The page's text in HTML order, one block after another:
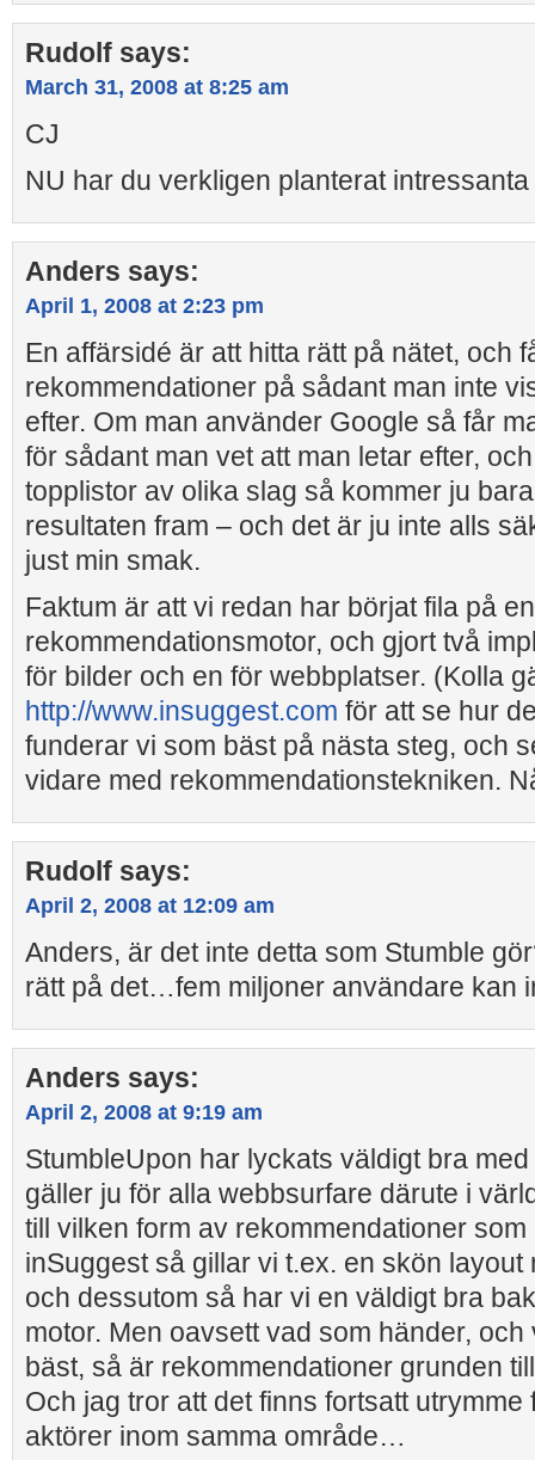
Rudolf says:
March 31, 2008 at 8:25 am
CJ
NU har du verkligen planterat
Anders says:
April 1, 2008 at 2:23 pm
En affärsidé är att hitta rätt på nätet, och
rekommendationer på sådant man inte
efter. Om man använder Google så får
för sådant man vet att man letar efter,
topplistor av olika slag så kommer ju
resultaten fram – och det är ju inte alls
just min smak.
Faktum är att vi redan har börjat fila på
rekommendationsmotor, och gjort två
för bilder och en för webbplatser. (Kolla
http://www.insuggest.com för att se hur
funderar vi som bäst på nästa steg, och
vidare med rekommendationstekniken.
Rudolf says:
April 2, 2008 at 12:09 am
Anders, är det inte detta som Stumble
rätt på det…fem miljoner användare kan
Anders says:
April 2, 2008 at 9:19 am
StumbleUpon har lyckats väldigt bra
gäller ju för alla webbsurfare därute i
till vilken form av rekommendationer
inSuggest så gillar vi t.ex. en skön layout
och dessutom så har vi en väldigt bra
motor. Men oavsett vad som händer,
bäst, så är rekommendationer grunden
Och jag tror att det finns fortsatt utrymme
aktörer inom samma område…